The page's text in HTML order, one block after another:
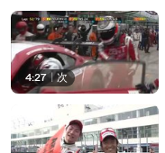
4:27 | 次